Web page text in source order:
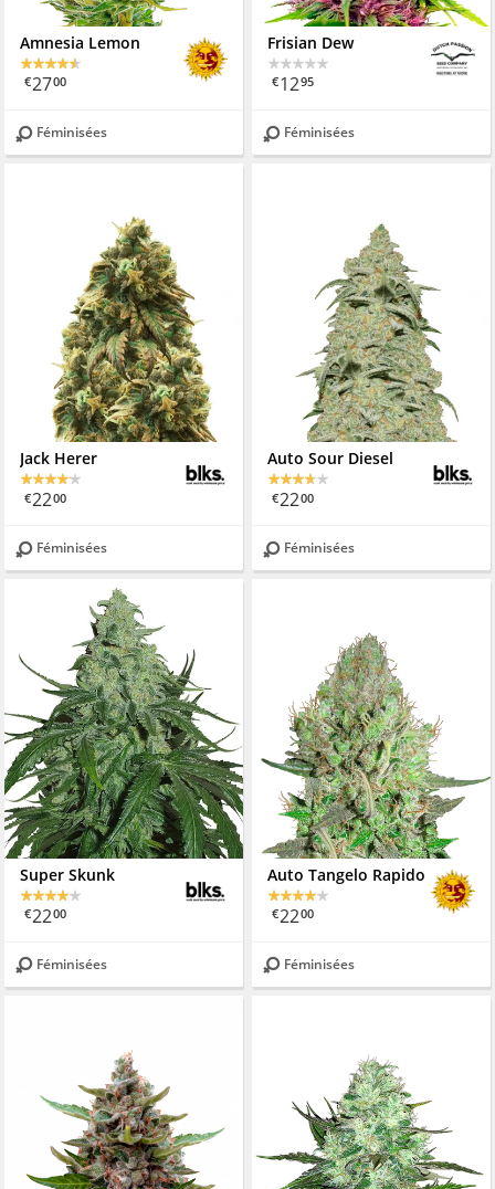
Amnesia Lemon
€2700
Féminisées
Frisian Dew
€1295
Féminisées
Jack Herer
€2200
Féminisées
Auto Sour Diesel
€2200
Féminisées
Super Skunk
€2200
Féminisées
Auto Tangelo Rapido
€2200
Féminisées